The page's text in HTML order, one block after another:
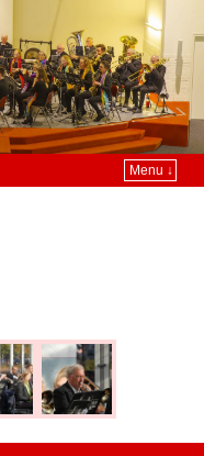
Menu ↓